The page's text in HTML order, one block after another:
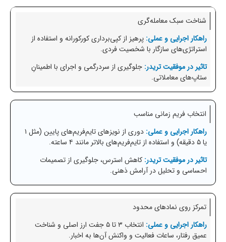
شناخت سبک معامله‌گری
پرهیز از کپی‌برداری کورکورانه و استفاده از
استراتژی‌های سازگار با شخصیت فردی.
جلوگیری از سردرگمی و اجرای با اطمینانِ
ستاپ‌های معاملاتی.
انتخاب فریم زمانی مناسب
دوری از نویزهای تایم‌فریم‌های پایین (مثل ۱
یا ۵ دقیقه) و استفاده از تایم‌فریم‌های بالاتر مانند ۴ ساعته.
کاهش استرس، جلوگیری از تصمیمات
احساسی و تحلیل در آرامش ذهنی.
تمرکز روی نمادهای محدود
انتخاب ۳ تا ۵ جفت ارز اصلی و شناخت
عمیق رفتار، ساعات فعالیت و واکنش آن‌ها به اخبار.